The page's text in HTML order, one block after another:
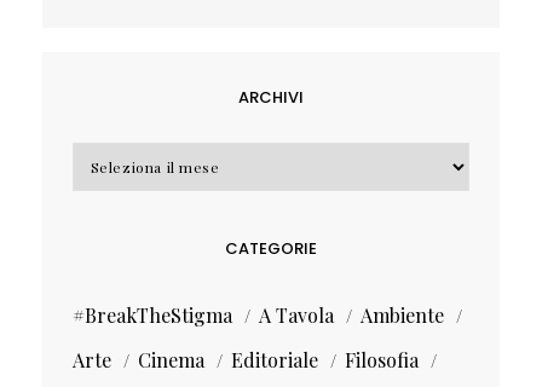
ARCHIVI
Archivi
CATEGORIE
#BreakTheStigma A Tavola
Ambiente
Arte
Cinema Editoriale
Filosofia